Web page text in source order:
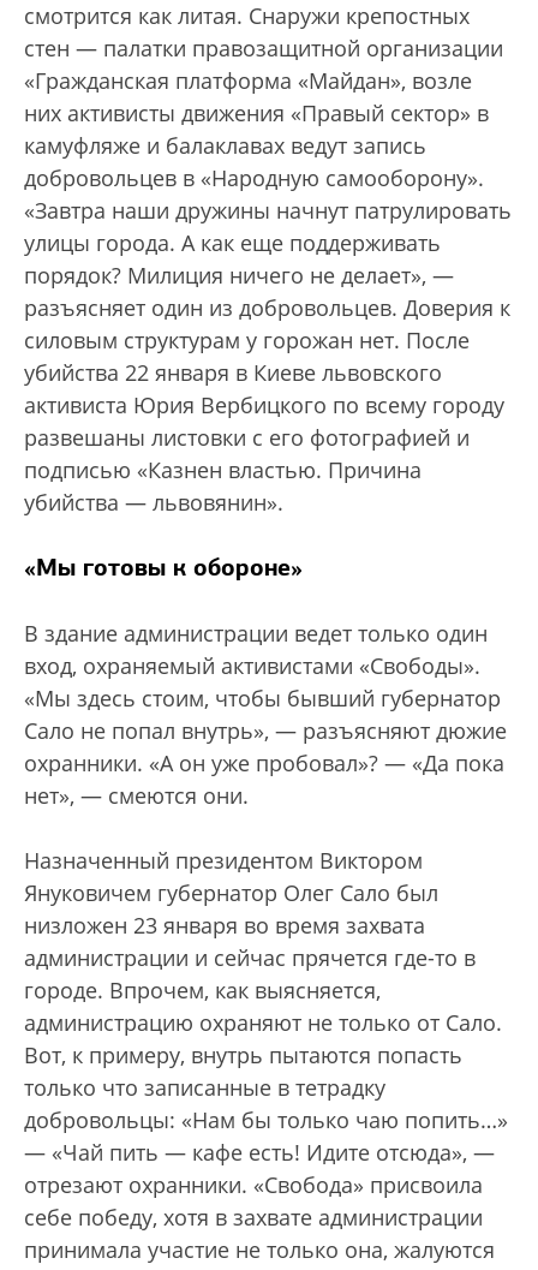
смотрится как литая. Снаружи крепостных
стен — палатки правозащитной организации
«Гражданская платформа «Майдан», возле
них активисты движения «Правый сектор» в
камуфляже и балаклавах ведут запись
добровольцев в «Народную самооборону».
«Завтра наши дружины начнут патрулировать
улицы города. А как еще поддерживать
порядок? Милиция ничего не делает», —
разъясняет один из добровольцев. Доверия к
силовым структурам у горожан нет. После
убийства 22 января в Киеве львовского
активиста Юрия Вербицкого по всему городу
развешаны листовки с его фотографией и
подписью «Казнен властью. Причина
убийства — львовянин».
«Мы готовы к обороне»
В здание администрации ведет только один
вход, охраняемый активистами «Свободы».
«Мы здесь стоим, чтобы бывший губернатор
Сало не попал внутрь», — разъясняют дюжие
охранники. «А он уже пробовал»? — «Да пока
нет», — смеются они.
Назначенный президентом Виктором
Януковичем губернатор Олег Сало был
низложен 23 января во время захвата
администрации и сейчас прячется где-то в
городе. Впрочем, как выясняется,
администрацию охраняют не только от Сало.
Вот, к примеру, внутрь пытаются попасть
только что записанные в тетрадку
добровольцы: «Нам бы только чаю попить…»
— «Чай пить — кафе есть! Идите отсюда», —
отрезают охранники. «Свобода» присвоила
себе победу, хотя в захвате администрации
принимала участие не только она, жалуются